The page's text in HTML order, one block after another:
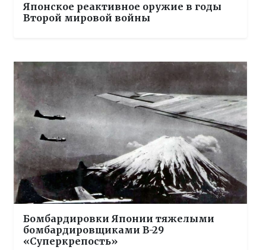
Японское реактивное оружие в годы
Второй мировой войны
Бомбардировки Японии тяжелыми
бомбардировщиками B-29
«Суперкрепость»